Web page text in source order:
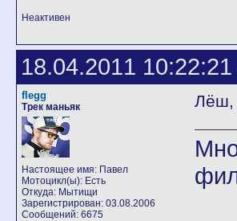
Неактивен
18.04.2011 10:22:21
flegg
Трек маньяк
Настоящее имя: Павел
Мотоцикл(ы): Есть
Откуда: Мытищи
Зарегистрирован: 03.08.2006
Сообщений: 6675
Лёш,